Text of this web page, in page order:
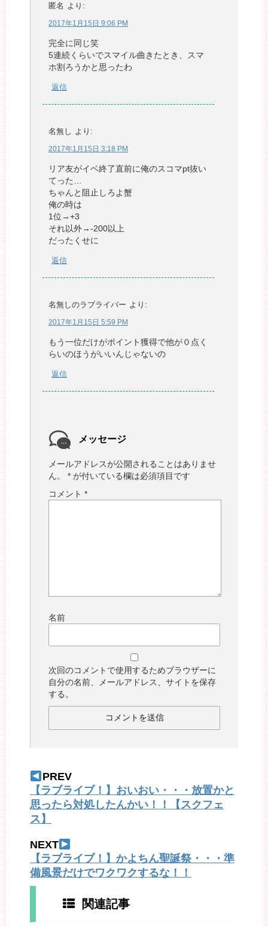
匿名 より:
2017年1月15日 9:06 PM
完全に同じ笑
5連続くらいでスマイル曲きたとき、スマ
ホ割ろうかと思ったわ
返信
名無し より:
2017年1月15日 3:18 PM
リア友がイベ終了直前に俺のスコマpt抜い
てった…
ちゃんと阻止しろよ蟹
俺の時は
1位→+3
それ以外→-200以上
だったくせに
返信
名無しのラブライバー より:
2017年1月15日 5:59 PM
もう一位だけがポイント獲得で他が０点く
らいのほうがいいんじゃないの
返信
メッセージ
メールアドレスが公開されることはありませ
ん。
* が付いている欄は必須項目です
コメント *
名前
次回のコメントで使用するためブラウザーに
自分の名前、メールアドレス、サイトを保存
する。
PREV
【ラブライブ！】おいおい・・・放置かと
思ったら対処したんかい！！【スクフェ
ス】
NEXT
【ラブライブ！】かよちん聖誕祭・・・準
備風景だけでワクワクするな！！
関連記事